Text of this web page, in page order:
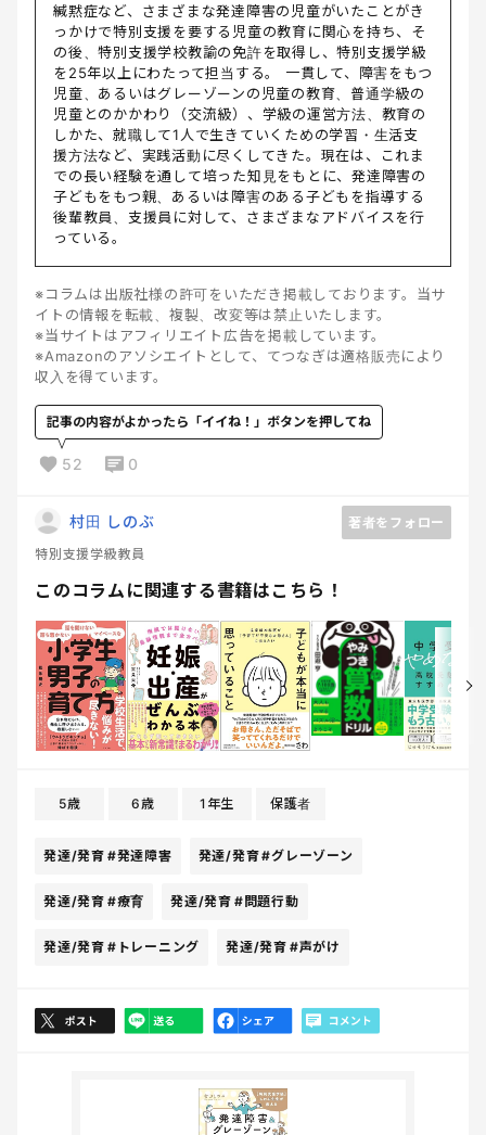
緘黙症など、さまざまな発達障害の児童がいたことがき
っかけで特別支援を要する児童の教育に関心を持ち、そ
の後、特別支援学校教諭の免許を取得し、特別支援学級
を25年以上にわたって担当する。 一貫して、障害をもつ
児童、あるいはグレーゾーンの児童の教育、普通学級の
児童とのかかわり（交流級）、学級の運営方法、教育の
しかた、就職して1人で生きていくための学習・生活支
援方法など、実践活動に尽くしてきた。現在は、これま
での長い経験を通して培った知見をもとに、発達障害の
子どもをもつ親、あるいは障害のある子どもを指導する
後輩教員、支援員に対して、さまざまなアドバイスを行
っている。
※コラムは出版社様の許可をいただき掲載しております。当サ
イトの情報を転載、複製、改変等は禁止いたします。
※当サイトはアフィリエイト広告を掲載しています。
※Amazonのアソシエイトとして、てつなぎは適格販売により
収入を得ています。
記事の内容がよかったら「イイね！」ボタンを押してね
52 0
村田 しのぶ
著者をフォロー
特別支援学級教員
このコラムに関連する書籍はこちら！
5歳 6歳 1年生 保護者
発達/発育 #発達障害 発達/発育#グレーゾーン
発達/発育 #療育 発達/発育 #問題行動
発達/発育 #トレーニング 発達/発育 #声がけ